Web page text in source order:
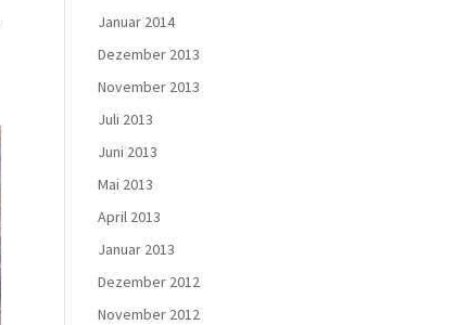
Januar 2014
Dezember 2013
November 2013
Juli 2013
Juni 2013
Mai 2013
April 2013
Januar 2013
Dezember 2012
November 2012